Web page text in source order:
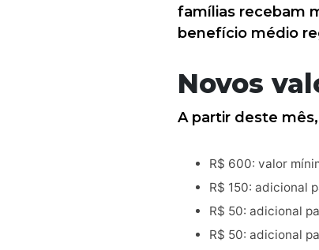
famílias recebam
benefício médio
Novos
A partir deste
R$ 600: valor
R$ 150: adicional
R$ 50: adicional
R$ 50: adicional